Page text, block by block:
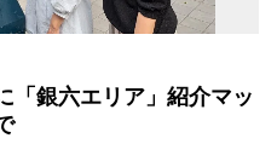
「銀六エリア」紹介マッ